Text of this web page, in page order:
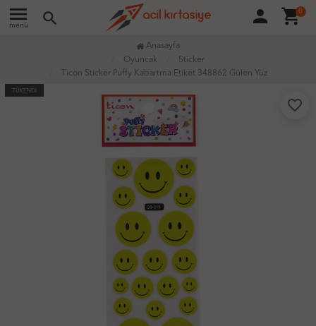
menu
menü search person shopping_cart
0
Anasayfa
Oyuncak
Sticker
Ticon Sticker Puffy Kabartma Etiket 348862 Gülen Yüz
TÜKENDİ
favorite_border